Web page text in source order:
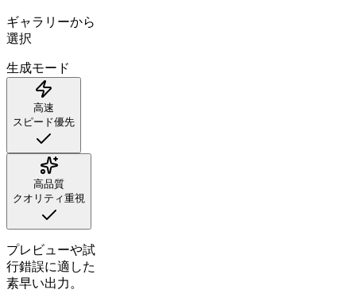
ギャラリーから
選択
生成モード
高速
スピード優先
高品質
クオリティ重視
プレビューや試
行錯誤に適した
素早い出力。